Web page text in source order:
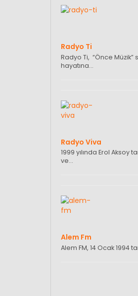
Radyo Ti
Radyo Ti, “Önce Müzik”
hayatına…
Radyo Viva
1999 yılında Erol Aksoy
ve…
Alem Fm
Alem FM, 14 Ocak 1994